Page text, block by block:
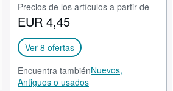
Precios de los artículos a partir de
EUR 4,45
Ver 8 ofertas
Encuentra tambiénNuevos,
Antiguos o usados